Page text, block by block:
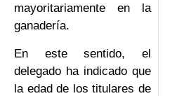
mayoritariamente en la
ganadería.
En este sentido, el
delegado ha indicado que
la edad de los titulares de